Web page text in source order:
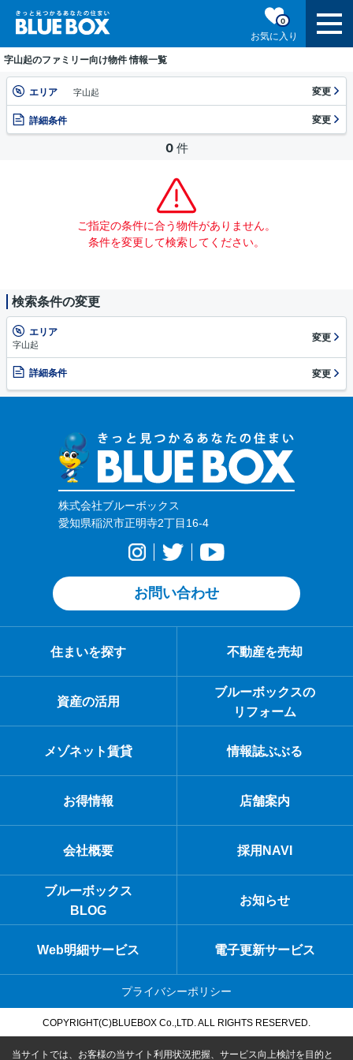
お気に入り
0
字山起のファミリー向け物件 情報一覧
エリア 字山起 変更
詳細条件 変更
0 件
ご指定の条件に合う物件がありません。
条件を変更して検索してください。
検索条件の変更
エリア
字山起
変更
詳細条件 変更
株式会社ブルーボックス
愛知県稲沢市正明寺2丁目16-4
お問い合わせ
住まいを探す 不動産を売却
資産の活用
ブルーボックスの
リフォーム
メゾネット賃貸 情報誌ぶぶる
お得情報 店舗案内
会社概要 採用NAVI
ブルーボックス
BLOG
お知らせ
Web明細サービス 電子更新サービス
プライバシーポリシー
COPYRIGHT(C)BLUEBOX Co.,LTD. ALL RIGHTS RESERVED.
当サイトでは、お客様の当サイト利用状況把握、サービス向上検討を目的と